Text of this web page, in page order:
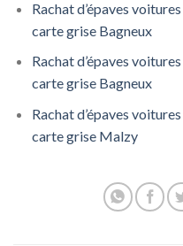
Rachat d’épaves
carte grise Bagneux
Rachat d’épaves
carte grise Bagneux
Rachat d’épaves
carte grise Malzy